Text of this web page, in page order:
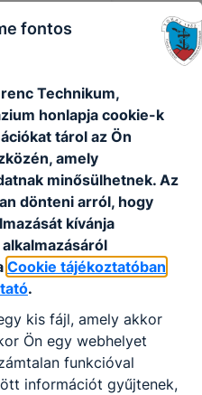
– avagy a
fontos
Technikum,
honlapja cookie-k
tárol az Ön
amely
minősülhetnek. Az
dönteni arról, hogy
kívánja
Cookie tájékoztatóban
.
kis fájl, amely akkor
Ön egy webhelyet
funkcióval
információt gyűjtenek,